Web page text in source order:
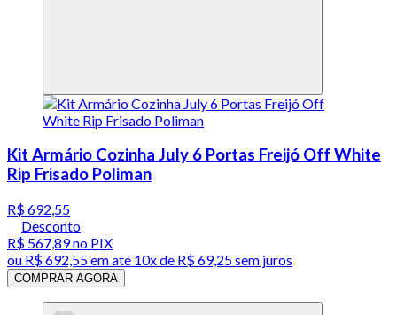
Kit Armário Cozinha July 6 Portas Freijó Off White
Rip Frisado Poliman
R$ 692,55
Desconto
R$ 567,89no PIX
ou R$ 692,55em até 10x de R$ 69,25 sem juros
COMPRAR AGORA